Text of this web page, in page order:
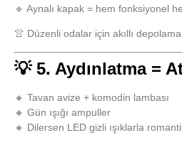
🔹 Aynalı kapak = hem fonksiyonel
👚 Düzenli odalar için akıllı
💡 5. Aydınlatma =
🔸 Tavan avize + komodin lambası
🔸 Gün ışığı ampuller
🔸 Dilersen LED gizli ışıklarla